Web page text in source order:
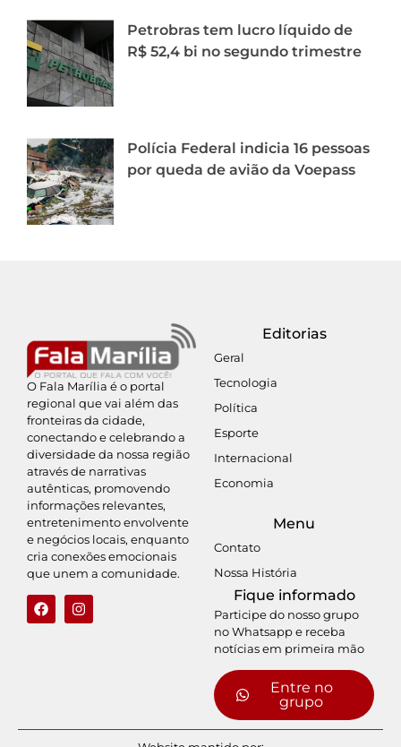
Petrobras tem lucro líquido de
R$ 52,4 bi no segundo trimestre
Polícia Federal indicia 16 pessoas
por queda de avião da Voepass
O Fala Marília é o portal
regional que vai além das
fronteiras da cidade,
conectando e celebrando a
diversidade da nossa região
através de narrativas
autênticas, promovendo
informações relevantes,
entretenimento envolvente
e negócios locais, enquanto
cria conexões emocionais
que unem a comunidade.
Editorias
Geral
Tecnologia
Política
Esporte
Internacional
Economia
Menu
Contato
Nossa História
Fique informado
Participe do nosso grupo
no Whatsapp e receba
notícias em primeira mão
Entre no
grupo